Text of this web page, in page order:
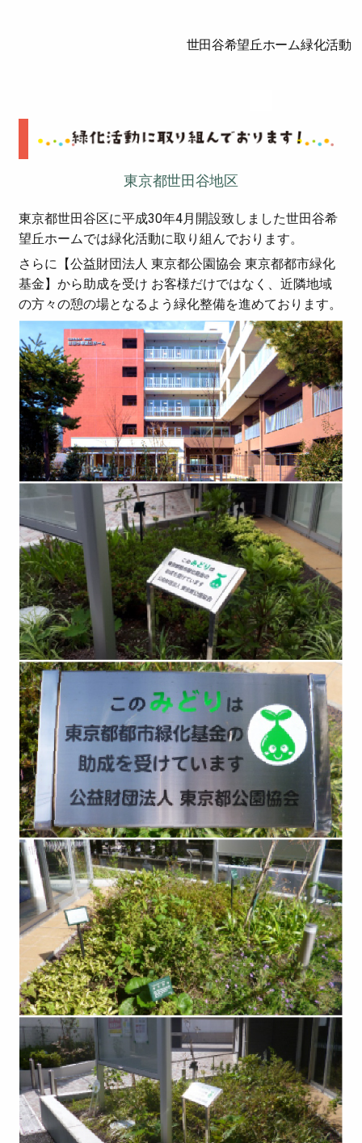
世田谷希望丘ホーム緑化活動
東京都世田谷地区
東京都世田谷区に平成30年4月開設致しました世田谷希
望丘ホームでは緑化活動に取り組んでおります。
さらに【公益財団法人 東京都公園協会 東京都都市緑化
基金】から助成を受け お客様だけではなく、近隣地域
の方々の憩の場となるよう緑化整備を進めております。